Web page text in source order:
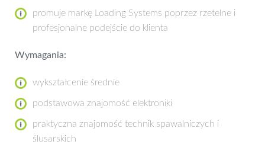
promuje markę Loading Systems poprzez rzetelne i
profesjonalne podejście do klienta
Wymagania:
wykształcenie średnie
podstawowa znajomość elektroniki
praktyczna znajomość technik spawalniczych i
ślusarskich